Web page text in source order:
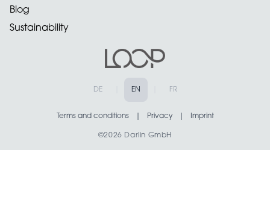
Blog
Sustainability
DE EN FR
Terms and conditions Privacy Imprint
©2026 Darlin GmbH